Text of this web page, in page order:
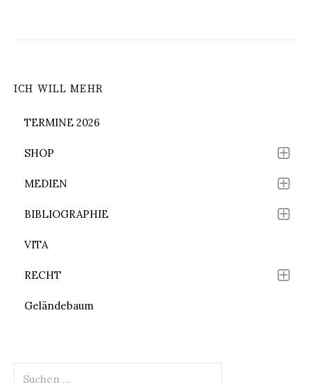
ICH WILL MEHR
TERMINE 2026
SHOP
MEDIEN
BIBLIOGRAPHIE
VITA
RECHT
Geländebaum